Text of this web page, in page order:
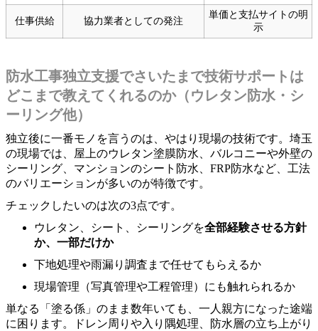
仕事供給 協力業者としての発注
単価と支払サイトの明
示
防水工事独立支援でさいたまで技術サポートは
どこまで教えてくれるのか（ウレタン防水・シ
ーリング他）
独立後に一番モノを言うのは、やはり現場の技術です。埼玉
の現場では、屋上のウレタン塗膜防水、バルコニーや外壁の
シーリング、マンションのシート防水、FRP防水など、工法
のバリエーションが多いのが特徴です。
チェックしたいのは次の3点です。
ウレタン、シート、シーリングを全部経験させる方針
か、一部だけか
下地処理や雨漏り調査まで任せてもらえるか
現場管理（写真管理や工程管理）にも触れられるか
単なる「塗る係」のまま数年いても、一人親方になった途端
に困ります。ドレン周りや入り隅処理、防水層の立ち上がり